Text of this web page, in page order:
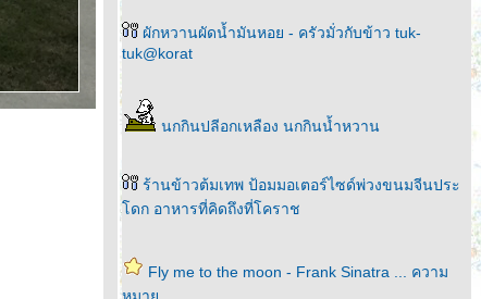
ผักหวานผัดน้ำมันหอย - ครัวมั่วกับข้าว tuk-
tuk@korat
นกกินปลีอกเหลือง นกกินน้ำหวาน
ร้านข้าวต้มเทพ ป้อมมอเตอร์ไซด์พ่วงขนมจีนประ
ดก อาหารที่คิดถึงที่โคราช
Fly me to the moon - Frank Sinatra ... ความ